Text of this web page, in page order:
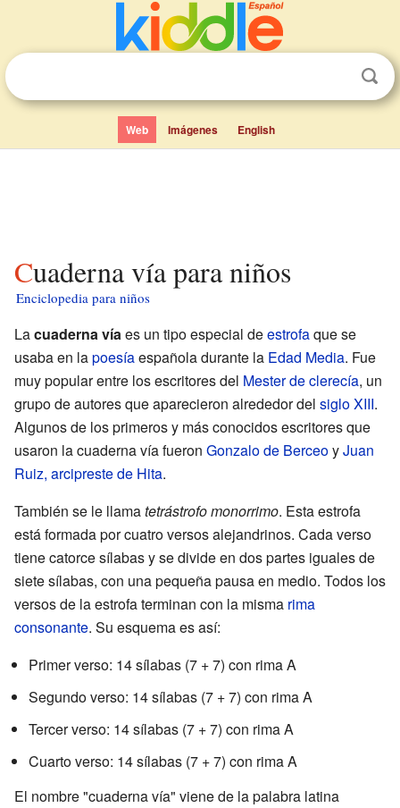
Web Imágenes English
Cuaderna vía para niños
Enciclopedia para niños
Lacuaderna víaes un tipo especial deestrofaque se
usaba en lapoesíaespañola durante la Edad Media. Fue
muy popular entre los escritores del Mester de clerecía, un
grupo de autores que aparecieron alrededor del siglo XIII.
Algunos de los primeros y más conocidos escritores que
usaron la cuaderna vía fueron Gonzalo de BerceoyJuan
Ruiz, arcipreste de Hita.
También se le llamatetrástrofo monorrimo. Esta estrofa
está formada por cuatro versos alejandrinos. Cada verso
tiene catorce sílabas y se divide en dos partes iguales de
siete sílabas, con una pequeña pausa en medio. Todos los
versos de la estrofa terminan con la misma rima
consonante. Su esquema es así:
Primer verso: 14 sílabas (7 + 7) con rima A
Segundo verso: 14 sílabas (7 + 7) con rima A
Tercer verso: 14 sílabas (7 + 7) con rima A
Cuarto verso: 14 sílabas (7 + 7) con rima A
El nombre "cuaderna vía" viene de la palabra latina